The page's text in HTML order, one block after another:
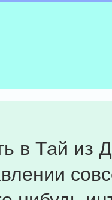
в Тай из